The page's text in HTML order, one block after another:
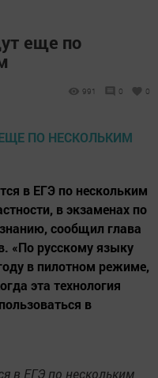
еще по
991 0 0
в ЕГЭ по нескольким
в экзаменах по
сообщил глава
«По русскому языку
в пилотном режиме,
эта технология
в
в ЕГЭ по нескольким